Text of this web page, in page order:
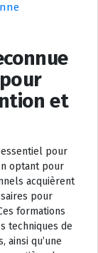
et
pour
optant pour
acquièrent
pour
formations
techniques de
ainsi qu’une